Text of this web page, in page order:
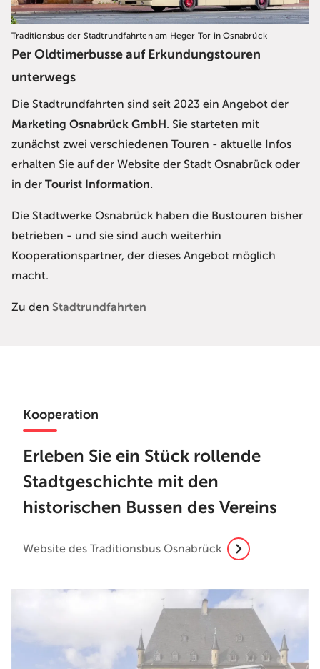
Traditionsbus der Stadtrundfahrten am Heger Tor in Osnabrück
Per Oldtimerbusse auf Erkundungstouren
unterwegs
Die Stadtrundfahrten sind seit 2023 ein Angebot der
Marketing Osnabrück GmbH. Sie starteten mit
zunächst zwei verschiedenen Touren - aktuelle Infos
erhalten Sie auf der Website der Stadt Osnabrück oder
in der Tourist Information.
Die Stadtwerke Osnabrück haben die Bustouren bisher
betrieben - und sie sind auch weiterhin
Kooperationspartner, der dieses Angebot möglich
macht.
Zu den Stadtrundfahrten
Kooperation
Erleben Sie ein Stück rollende
Stadtgeschichte mit den
historischen Bussen des Vereins
Website des Traditionsbus Osnabrück